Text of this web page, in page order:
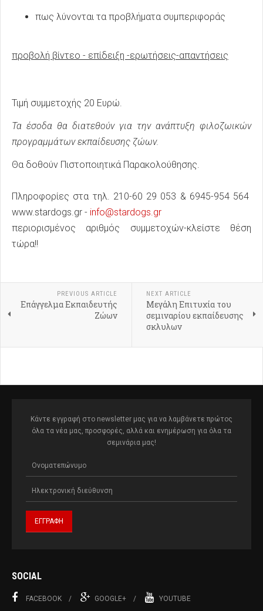
πως λύνονται τα προβλήματα συμπεριφοράς
προβολή βίντεο - επίδειξη -ερωτήσεις-απαντήσεις
Τιμή συμμετοχής 20 Ευρώ.
Τα έσοδα θα διατεθούν για την ανάπτυξη φιλοζωικών
προγραμμάτων εκπαίδευσης ζώων.
Θα δοθούν Πιστοποιητικά Παρακολούθησης.
Πληροφορίες στα τηλ. 210-60 29 053 & 6945-954 564
www.stardogs.gr - info@stardogs.gr
περιορισμένος αριθμός συμμετοχών-κλείστε θέση
τώρα!!
PREVIOUS ARTICLE
Επάγγελμα Εκπαιδευτής
Ζώων
NEXT ARTICLE
Μεγάλη Επιτυχία του
σεμιναρίου εκπαίδευσης
σκλυλων
Κάντε εγγραφή στο newsletter μας για να λαμβάνετε πρώτος
όλα τα νέα μας, προσφορές, αλλά και ενημέρωση για όλα τα
σεμινάρια μας!
SOCIAL
FACEBOOK GOOGLE+ YOUTUBE